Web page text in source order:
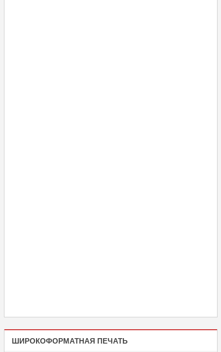
ШИРОКОФОРМАТНАЯ ПЕЧАТЬ